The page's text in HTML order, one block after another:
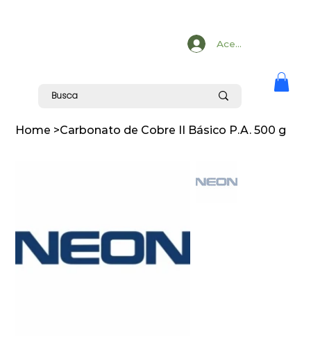
Acesse
Home >Carbonato de Cobre II Básico P.A. 500 g